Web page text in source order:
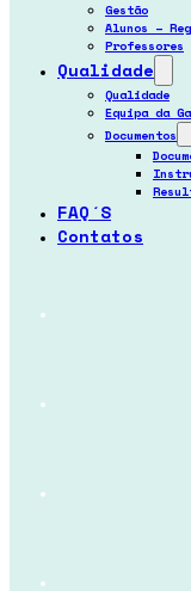
Gestão
Alunos –
Professores
Qualidade
Qualidade
Equipa da
Documentos
FAQ´s
Contatos